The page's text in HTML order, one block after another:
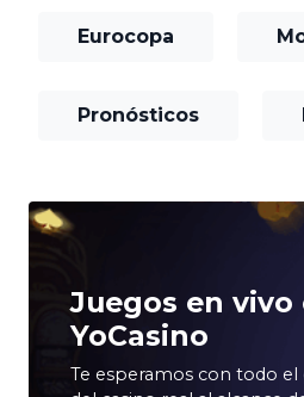
Eurocopa
Pronósticos
Juegos en vivo
YoCasino
Te esperamos con todo